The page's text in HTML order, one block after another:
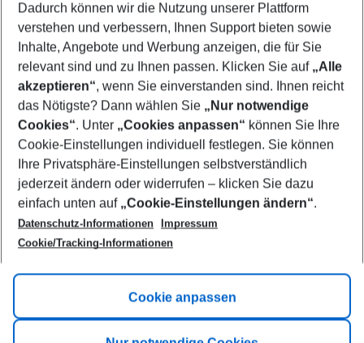
Who will travel
2 adults No children
Show more filter
Footer
Footer navigation
Title A
Link A
Dadurch können wir die Nutzung unserer Plattform
verstehen und verbessern, Ihnen Support bieten sowie
Inhalte, Angebote und Werbung anzeigen, die für Sie
relevant sind und zu Ihnen passen. Klicken Sie auf „Alle
akzeptieren“, wenn Sie einverstanden sind. Ihnen reicht
das Nötigste? Dann wählen Sie „Nur notwendige
Cookies“. Unter „Cookies anpassen“ können Sie Ihre
Cookie-Einstellungen individuell festlegen. Sie können
Ihre Privatsphäre-Einstellungen selbstverständlich
jederzeit ändern oder widerrufen – klicken Sie dazu
einfach unten auf „Cookie-Einstellungen ändern“.
Datenschutz-Informationen
Impressum
Cookie/Tracking-Informationen
Cookie anpassen